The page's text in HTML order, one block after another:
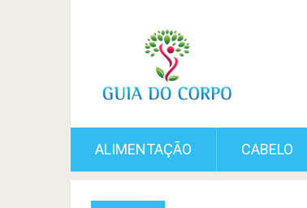
ALIMENTAÇÃO CABELO